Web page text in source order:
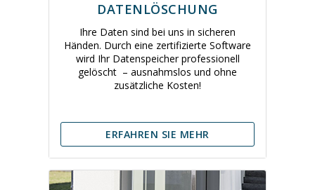
DATENLÖSCHUNG
Ihre Daten sind bei uns in sicheren
Händen. Durch eine zertifizierte Software
wird Ihr Datenspeicher professionell
gelöscht – ausnahmslos und ohne
zusätzliche Kosten!
ERFAHREN SIE MEHR